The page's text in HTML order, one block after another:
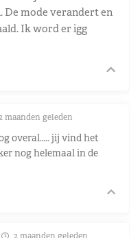
De mode verandert en
Ik word er igg
maanden geleden
overal….. jij vind het
nog helemaal in de
2 maanden geleden